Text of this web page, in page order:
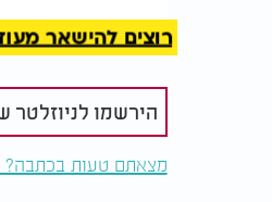
התורנית השקטה.
יציבה, הסכים לקבל
חלקית. בפועל,
שעל כתפיו מונחת
רבי כלפון משה
רוצים להישאר
הירשמו
מצאתם טעות בכתבה?